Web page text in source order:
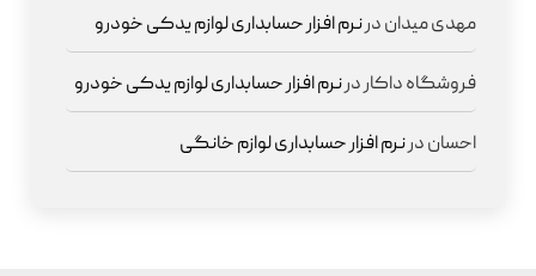
مهدی میداندرنرم افزار حسابداری لوازم یدکی خودرو
فروشگاه داکاردرنرم افزار حسابداری لوازم یدکی خودرو
احساندرنرم افزار حسابداری لوازم خانگی